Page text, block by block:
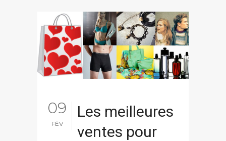
09
FÉV
Les meilleures
ventes pour